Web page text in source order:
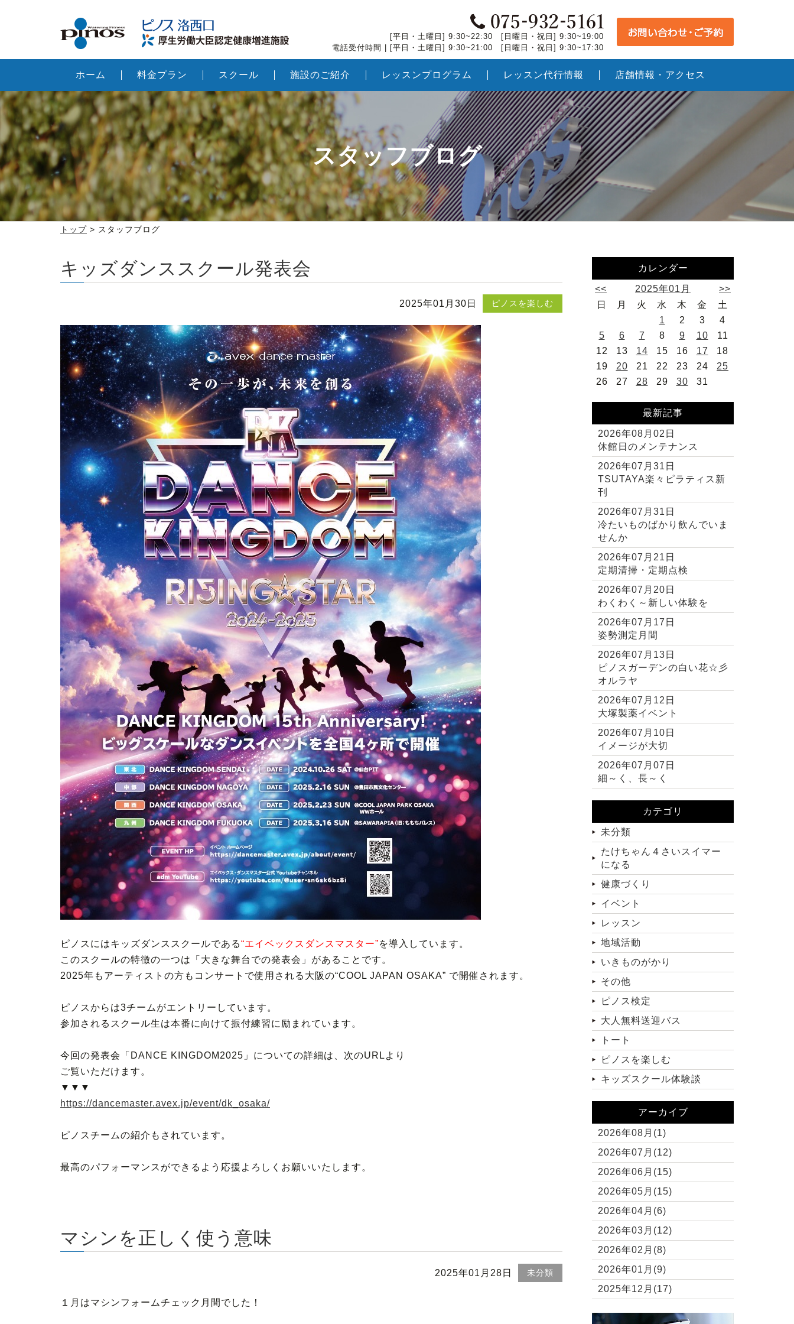
[平日・土曜日] 9:30~22:30 [日曜日・祝日] 9:30~19:00
電話受付時間 | [平日・土曜日] 9:30~21:00 [日曜日・祝日] 9:30~17:30
ホーム 料金プラン スクール 施設のご紹介 レッスンプログラム レッスン代行情報 店舗情報・アクセス
トップ > スタッフブログ
スタッフブログ
キッズダンススクール発表会
ピノスを楽しむ
2025年01月30日
ピノスにはキッズダンススクールである“エイベックスダンスマスター”を導入しています。
このスクールの特徴の一つは「大きな舞台での発表会」があることです。
2025年もアーティストの方もコンサートで使用される大阪の“COOL JAPAN OSAKA” で開催されます。
ピノスからは3チームがエントリーしています。
参加されるスクール生は本番に向けて振付練習に励まれています。
今回の発表会「DANCE KINGDOM2025」についての詳細は、次のURLより
ご覧いただけます。
▼▼▼
https://dancemaster.avex.jp/event/dk_osaka/
ピノスチームの紹介もされています。
最高のパフォーマンスができるよう応援よろしくお願いいたします。
マシンを正しく使う意味
未分類
2025年01月28日
１月はマシンフォームチェック月間でした！
カレンダー
<< 2025年01月
>>
日
月 火 水 木 金
土
1
2 3
4
5
6 7 8 9 10
11
12
13 14 15 16 17
18
19
20 21 22 23 24
25
26
27 28 29 30 31
最新記事
2026年08月02日
休館日のメンテナンス
2026年07月31日
TSUTAYA楽々ピラティス新
刊
2026年07月31日
冷たいものばかり飲んでいま
せんか
2026年07月21日
定期清掃・定期点検
2026年07月20日
わくわく～新しい体験を
2026年07月17日
姿勢測定月間
2026年07月13日
ピノスガーデンの白い花☆彡
オルラヤ
2026年07月12日
大塚製薬イベント
2026年07月10日
イメージが大切
2026年07月07日
細～く、長～く
カテゴリ
未分類
たけちゃん４さいスイマー
になる
健康づくり
イベント
レッスン
地域活動
いきものがかり
その他
ピノス検定
大人無料送迎バス
トート
ピノスを楽しむ
キッズスクール体験談
アーカイブ
2026年08月(1)
2026年07月(12)
2026年06月(15)
2026年05月(15)
2026年04月(6)
2026年03月(12)
2026年02月(8)
2026年01月(9)
2025年12月(17)